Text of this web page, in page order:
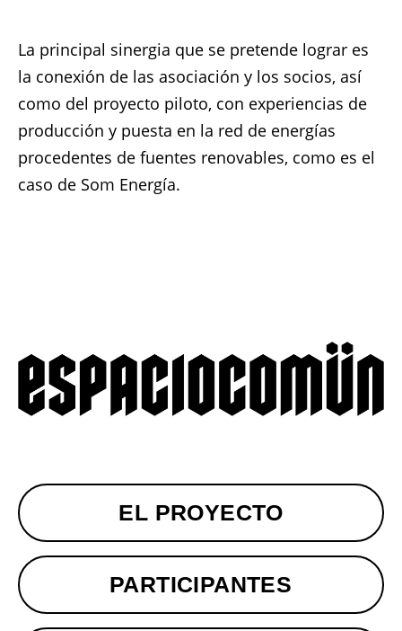
La principal sinergia que se pretende lograr es
la conexión de las asociación y los socios, así
como del proyecto piloto, con experiencias de
producción y puesta en la red de energías
procedentes de fuentes renovables, como es el
caso de Som Energía.
EL PROYECTO
PARTICIPANTES